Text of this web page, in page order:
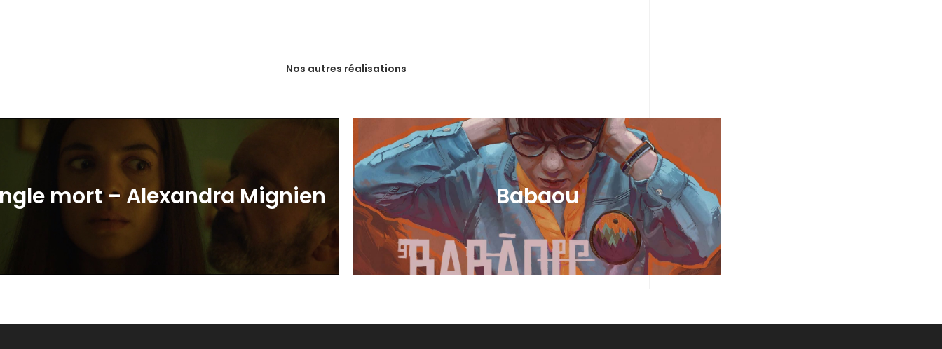
Nos autres réalisations
mort – Alexandra Mignien Babaou